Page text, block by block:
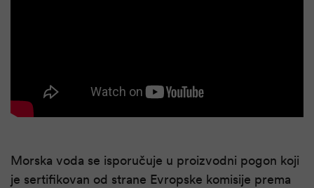
Morska voda se isporučuje u proizvodni pogon koji
je sertifikovan od strane Evropske komisije prema